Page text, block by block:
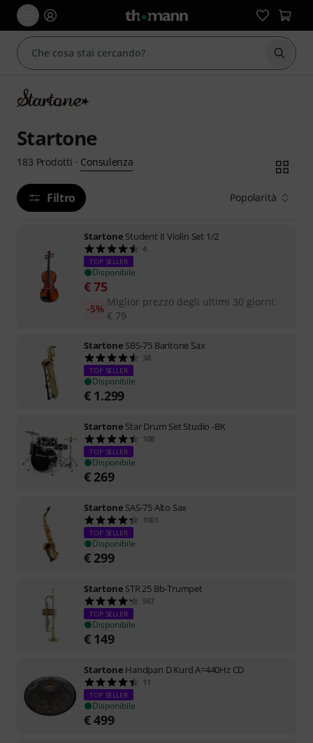
Startone
183 Prodotti · Consulenza
Filtro Popolarità
Startone Student II Violin Set 1/2
4
TOP SELLER
Disponibile
€75
Miglior prezzo degli ultimi 30 giorni:
€ 79
-5%
Startone SBS-75 Baritone Sax
38
TOP SELLER
Disponibile
€ 1.299
Startone Star Drum Set Studio -BK
108
TOP SELLER
Disponibile
€ 269
Startone SAS-75 Alto Sax
1001
TOP SELLER
Disponibile
€ 299
Startone STR 25 Bb-Trumpet
567
TOP SELLER
Disponibile
€ 149
Startone Handpan D Kurd A=440Hz CD
11
TOP SELLER
Disponibile
€499